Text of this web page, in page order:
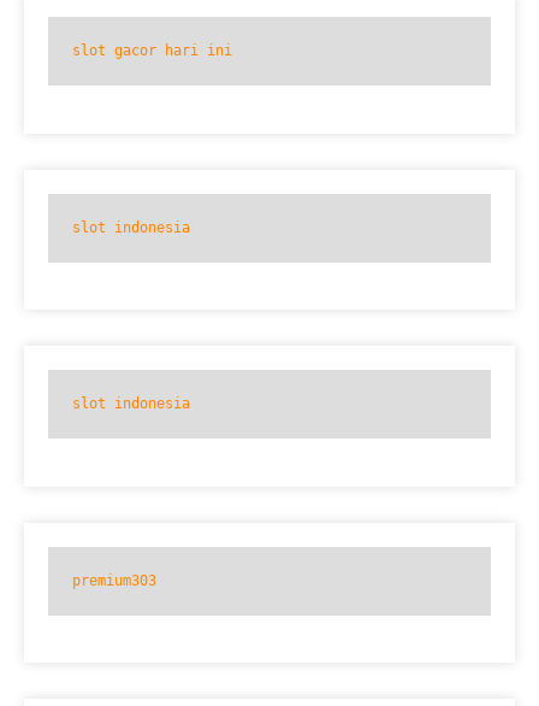
slot gacor hari ini
slot indonesia
slot indonesia
premium303